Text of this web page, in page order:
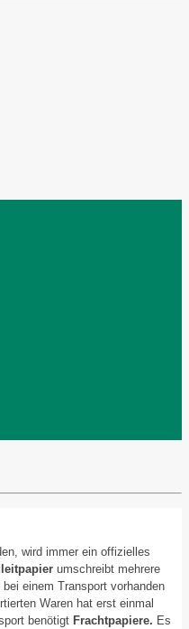
wird immer ein offizielles
umschreibt mehrere
einem Transport vorhanden
Waren hat erst einmal
benötigt Frachtpapiere. Es